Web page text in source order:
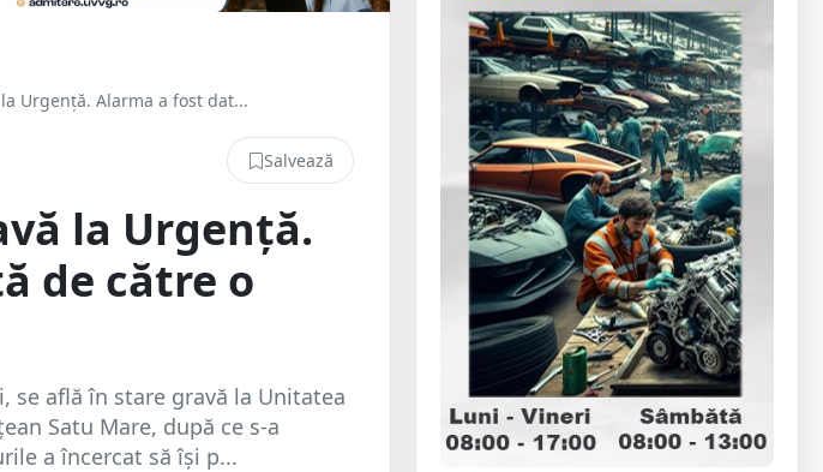
Urgență. Alarma a fost dat...
Salvează
la Urgență.
de către o
se află în stare gravă la Unitatea
Satu Mare, după ce s-a
a încercat să își p...